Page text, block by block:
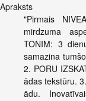
Apraksts
"Pirmais
mirdzuma
TONIM: 3
samazina
2. PORU
ādas tekstūru.
ādu.